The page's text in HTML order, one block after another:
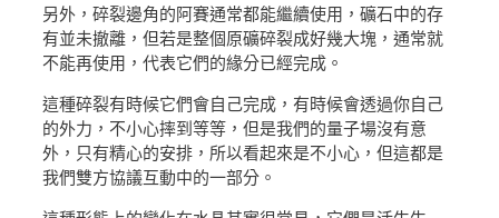
另外，碎裂邊角的阿賽通常都能繼續使用，礦石中的存
有並未撤離，但若是整個原礦碎裂成好幾大塊，通常就
不能再使用，代表它們的緣分已經完成。
這種碎裂有時候它們會自己完成，有時候會透過你自己
的外力，不小心摔到等等，但是我們的量子場沒有意
外，只有精心的安排，所以看起來是不小心，但這都是
我們雙方協議互動中的一部分。